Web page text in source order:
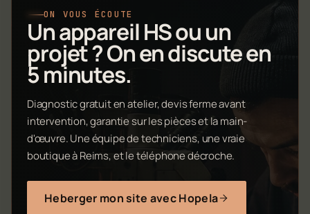
ON VOUS ÉCOUTE
Un appareil HS ou un
projet ? On en discute en
5 minutes.
Diagnostic gratuit en atelier, devis ferme avant
intervention, garantie sur les pièces et la main-
d'œuvre. Une équipe de techniciens, une vraie
boutique à Reims, et le téléphone décroche.
Heberger mon site avec Hopela